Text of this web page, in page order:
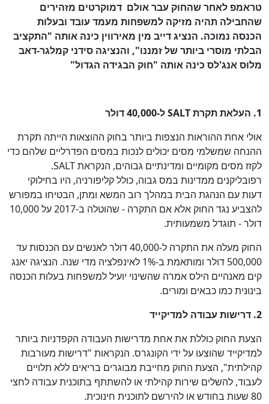
טראמפ לאחר שהחוק עבר אולם דמוקרטים מזהירים
שהחבילה תהיה מזיקה למשפחות מעמד עובד ובעלות
הכנסה נמוכה. הנציג דייב מין מאירווין כינה אותה "התקציב
הבלתי מוסרי ביותר של זמננו", והנציגה סידני קמלגר-דאב
מלוס אנג'לס כינה אותה "חוק הבגידה הגדול"
1. העלאת תקרת SALT ל-40,000 דולר
אולי אחת ההוראות הנצפות ביותר בחוק ההוצאות הייתה תקרת
ההנחה שמשלמי מסים יכולים לנכות במסים הפדרליים שלהם כדי
לקזז מסים מקומיים ומדינתיים גבוהים, הנקראת SALT.
רפובליקנים ממדינות במס גבוה, כולל קליפורניה, היו בחילוקי
דעות עם הנהגת הבית במהלך רוב המשא ומתן, הבטיחו במפורש
להצביע נגד החוק אלא אם התקרה - שהוטלה ב-2017 על 10,000
דולר - תוגדל משמעותית.
החוק מעלה את התקרה ל-40,000 דולר לאנשים עם הכנסות עד
500,000 דולר ומותאמת ב-1% לאינפלציה מדי שנה. הנציגה יאנג
קים מאנהיים הילס אמרה שהשינוי יועיל למשפחות בעלות הכנסה
בינונית כמו כבאים ומורים.
2. דרישות עבודה למדיקייד
הצעת החוק כוללת את אחת מדרישות העבודה הקפדניות ביותר
למדיקייד שהוצעו על ידי הקונגרס. הנקראות "דרישות מעורבות
קהילתית", הצעת החוק מחייבת מבוגרים בריאים ללא תלויים
לעבוד, להשלים שירות קהילתי או להשתתף בתוכנית עבודה לחצי
80 שעות בחודש או להירשם לתוכנית חינוכית.